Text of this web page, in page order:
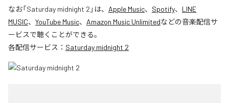
なお「Saturday midnight 2 」は、 Apple Music、 Spotify、 LINE
MUSIC、 YouTube Music、 Amazon Music Unlimitedなどの音楽配信サ
ービスで聴くことができる。
各配信サービス： Saturday midnight 2